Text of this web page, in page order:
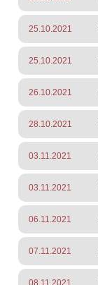
25.10.2021
25.10.2021
26.10.2021
28.10.2021
03.11.2021
03.11.2021
06.11.2021
07.11.2021
08.11.2021